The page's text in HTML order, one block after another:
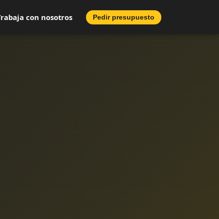
con nosotros Pedir presupuesto